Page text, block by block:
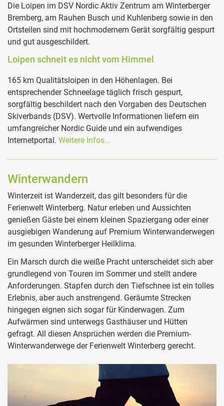
Die Loipen im DSV Nordic Aktiv Zentrum am Winterberger
Bremberg, am Rauhen Busch und Kuhlenberg sowie in den
Ortsteilen sind mit hochmodernem Gerät sorgfältig gespurt
und gut ausgeschildert.
Loipen schneit es nicht vom Himmel
165 km Qualitätsloipen in den Höhenlagen. Bei
entsprechender Schneelage täglich frisch gespurt,
sorgfältig beschildert nach den Vorgaben des Deutschen
Skiverbands (DSV). Wertvolle Informationen liefern ein
umfangreicher Nordic Guide und ein aufwendiges
Internetportal. Weitere Infos...
Winterwandern
Winterzeit ist Wanderzeit, das gilt besonders für die
Ferienwelt Winterberg. Natur erleben und Aussichten
genießen Gäste bei einem kleinen Spaziergang oder einer
ausgiebigen Wanderung auf Premium Winterwanderwegen
im gesunden Winterberger Heilklima.
Ein Marsch durch die weiße Pracht unterscheidet sich aber
grundlegend von Touren im Sommer und stellt andere
Anforderungen. Stapfen durch den Tiefschnee ist ein tolles
Erlebnis, aber auch anstrengend. Geräumte Strecken
hingegen eignen sich sogar für Kinderwagen. Zum
Aufwärmen sind unterwegs Gasthäuser und Hütten
gefragt. All diesen Ansprüchen werden die Premium-
Winterwanderwege der Ferienwelt Winterberg gerecht.